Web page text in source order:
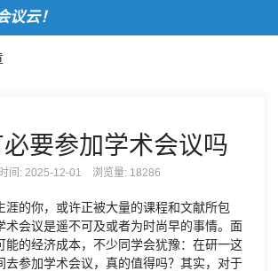
云！
要参加学术会议吗
时间: 2025-12-01 浏览量: 18286
涯的你，或许正被大量的课程和文献所包
术会议是遥不可及或者为时尚早的事情。面
能的经济成本，不少同学会犹豫：在研一这
去参加学术会议，真的值得吗？其实，对于